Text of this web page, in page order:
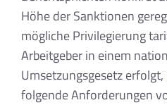
Höhe der Sanktionen
mögliche Privilegierung
Arbeitgeber in einem
Umsetzungsgesetz
folgende Anforderungen